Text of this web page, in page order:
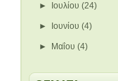
► Ιουλίου (24)
► Ιουνίου (4)
► Μαΐου (4)